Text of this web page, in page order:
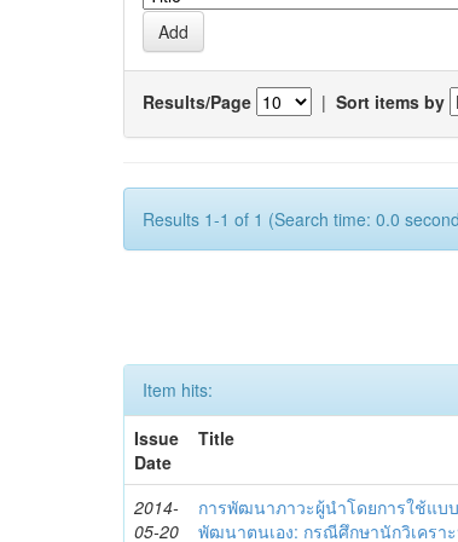
Results/Page | Sort items by
Results 1-1 of 1 (Search time: 0.0
Item hits:
Issue
Date
Title
2014-
05-20
การพัฒนาภาวะผู้นำโดยการใช้แบ
พัฒนาตนเอง: กรณีศึกษานักวิเครา